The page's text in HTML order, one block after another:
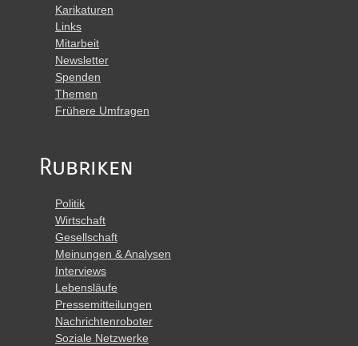
Karikaturen
Links
Mitarbeit
Newsletter
Spenden
Themen
Frühere Umfragen
Rubriken
Politik
Wirtschaft
Gesellschaft
Meinungen & Analysen
Interviews
Lebensläufe
Pressemitteilungen
Nachrichtenroboter
Soziale Netzwerke